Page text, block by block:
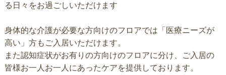
る日々をお過ごしいただけます
身体的な介護が必要な方向けのフロアでは「医療ニーズが
高い」方もご入居いただけます。
また認知症状がお有りの方向けのフロアに分け、ご入居の
皆様お一人お一人にあったケアを提供しております。